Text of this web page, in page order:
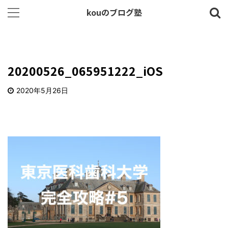
kouのブログ塾
20200526_065951222_iOS
2020年5月26日